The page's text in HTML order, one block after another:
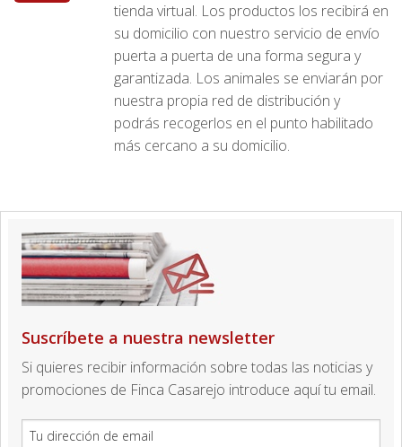
tienda virtual. Los productos los recibirá en
su domicilio con nuestro servicio de envío
puerta a puerta de una forma segura y
garantizada. Los animales se enviarán por
nuestra propia red de distribución y
podrás recogerlos en el punto habilitado
más cercano a su domicilio.
Suscríbete a nuestra newsletter
Si quieres recibir información sobre todas las noticias y
promociones de Finca Casarejo introduce aquí tu email.